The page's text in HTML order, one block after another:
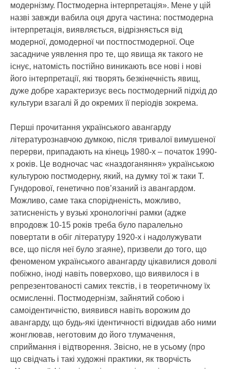
модернізму. Постмодерна інтерпретація». Мене у цій
назві завжди вабила оця друга частина: постмодерна
інтерпретація, виявляється, відрізняється від
модерної, домодерної чи постпостмодерної. Оце
засадниче уявлення про те, що явища як такого не
існує, натомість постійно виникають все нові і нові
його інтерпретації, які творять безкінечність явищ,
дуже добре характеризує весь постмодерний підхід до
культури взагалі й до окремих її періодів зокрема.
Перші прочитання українського авангарду
літературознавчою думкою, після тривалої вимушеної
перерви, припадають на кінець 1980-х – початок 1990-
х років. Це водночас час «наздоганяння» українською
культурою постмодерну, який, на думку тої ж таки Т.
Гундорової, генетично пов’язаний із авангардом.
Можливо, саме така спорідненість, можливо,
затисненість у вузькі хронологічні рамки (адже
впродовж 10-15 років треба було паралельно
повертати в обіг літературу 1920-х і надолужувати
все, що після неї було згаяне), призвели до того, що
феноменом українського авангарду цікавилися доволі
побіжно, іноді навіть поверхово, що виявилося і в
репрезентованості самих текстів, і в теоретичному їх
осмисленні. Постмодернізм, зайнятий собою і
самоідентичністю, виявився навіть ворожим до
авангарду, що будь-які ідентичності відкидав або ними
жонглював, неготовим до його тлумачення,
сприймання і відтворення. Звісно, не в усьому (про
що свідчать і такі художні практики, як творчість